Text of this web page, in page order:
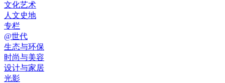
文化艺术
人文史地
专栏
@世代
生态与环保
时尚与美容
设计与家居
光影